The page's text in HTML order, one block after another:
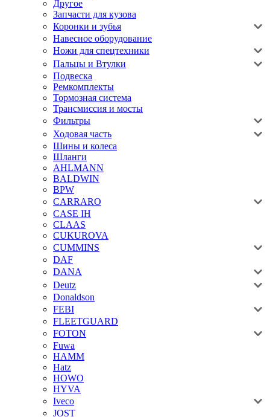
Другое
Запчасти для кузова
Коронки и зубья
Навесное оборудование
Ножи для спецтехники
Пальцы и Втулки
Подвеска
Ремкомплекты
Тормозная система
Трансмиссия и мосты
Фильтры
Ходовая часть
Шины и колеса
Шланги
AHLMANN
BALDWIN
BPW
CARRARO
CASE IH
CLAAS
CUKUROVA
CUMMINS
DAF
DANA
Deutz
Donaldson
FEBI
FLEETGUARD
FOTON
Fuwa
HAMM
Hatz
HOWO
HYVA
Iveco
JOST